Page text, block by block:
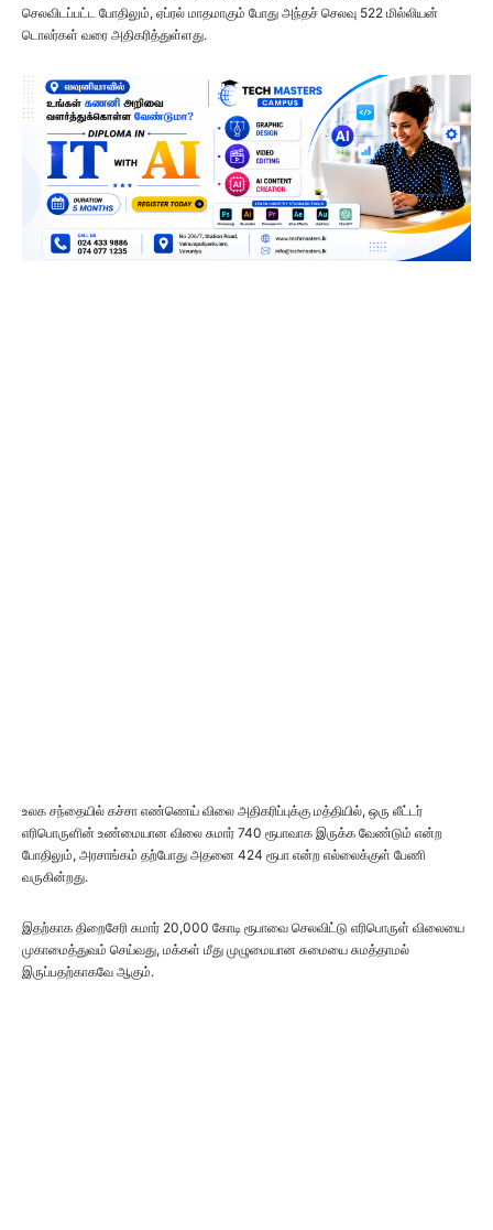
செலவிடப்பட்ட போதிலும், ஏப்ரல் மாதமாகும் போது அந்தச் செலவு 522 மில்லியன்
டொலர்கள் வரை அதிகரித்துள்ளது.
உலக சந்தையில் கச்சா எண்ணெய் விலை அதிகரிப்புக்கு மத்தியில், ஒரு லீட்டர்
எரிபொருளின் உண்மையான விலை சுமார் 740 ரூபாவாக இருக்க வேண்டும் என்ற
போதிலும், அரசாங்கம் தற்போது அதனை 424 ரூபா என்ற எல்லைக்குள் பேணி
வருகின்றது.
இதற்காக திறைசேரி சுமார் 20,000 கோடி ரூபாவை செலவிட்டு எரிபொருள் விலையை
முகாமைத்துவம் செய்வது, மக்கள் மீது முழுமையான சுமையை சுமத்தாமல்
இருப்பதற்காகவே ஆகும்.